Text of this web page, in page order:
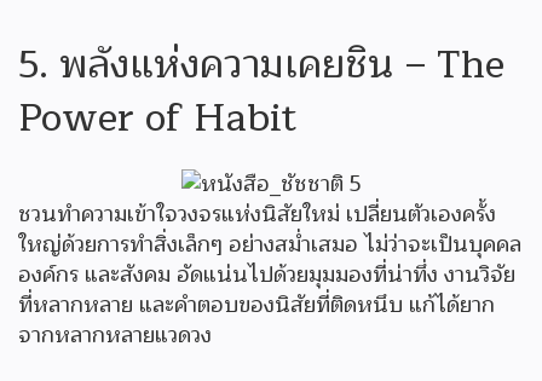
5. พลังแห่งความเคยชิน – The
Power of Habit
ชวนทำความเข้าใจวงจรแห่งนิสัยใหม่ เปลี่ยนตัวเองครั้ง
ใหญ่ด้วยการทำสิ่งเล็กๆ อย่างสม่ำเสมอ ไม่ว่าจะเป็นบุคคล
องค์กร และสังคม อัดแน่นไปด้วยมุมมองที่น่าทึ่ง งานวิจัย
ที่หลากหลาย และคำตอบของนิสัยที่ติดหนึบ แก้ได้ยาก
จากหลากหลายแวดวง